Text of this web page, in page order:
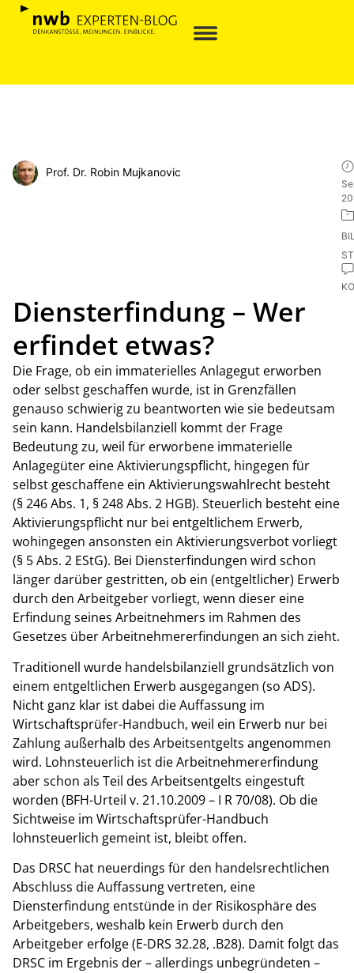
Prof. Dr. Robin Mujkanovic
Diensterfindung – Wer
erfindet etwas?
Die Frage, ob ein immaterielles Anlagegut erworben
oder selbst geschaffen wurde, ist in Grenzfällen
genauso schwierig zu beantworten wie sie bedeutsam
sein kann. Handelsbilanziell kommt der Frage
Bedeutung zu, weil für erworbene immaterielle
Anlagegüter eine Aktivierungspflicht, hingegen für
selbst geschaffene ein Aktivierungswahlrecht besteht
(§ 246 Abs. 1, § 248 Abs. 2 HGB). Steuerlich besteht eine
Aktivierungspflicht nur bei entgeltlichem Erwerb,
wohingegen ansonsten ein Aktivierungsverbot vorliegt
(§ 5 Abs. 2 EStG). Bei Diensterfindungen wird schon
länger darüber gestritten, ob ein (entgeltlicher) Erwerb
durch den Arbeitgeber vorliegt, wenn dieser eine
Erfindung seines Arbeitnehmers im Rahmen des
Gesetzes über Arbeitnehmererfindungen an sich zieht.
Traditionell wurde handelsbilanziell grundsätzlich von
einem entgeltlichen Erwerb ausgegangen (so ADS).
Nicht ganz klar ist dabei die Auffassung im
Wirtschaftsprüfer-Handbuch, weil ein Erwerb nur bei
Zahlung außerhalb des Arbeitsentgelts angenommen
wird. Lohnsteuerlich ist die Arbeitnehmererfindung
aber schon als Teil des Arbeitsentgelts eingestuft
worden (BFH-Urteil v. 21.10.2009 – I R 70/08). Ob die
Sichtweise im Wirtschaftsprüfer-Handbuch
lohnsteuerlich gemeint ist, bleibt offen.
Das DRSC hat neuerdings für den handelsrechtlichen
Abschluss die Auffassung vertreten, eine
Diensterfindung entstünde in der Risikosphäre des
Arbeitgebers, weshalb kein Erwerb durch den
Arbeitgeber erfolge (E-DRS 32.28, .B28). Damit folgt das
DRSC im Ergebnis der – allerdings unbegründeten –